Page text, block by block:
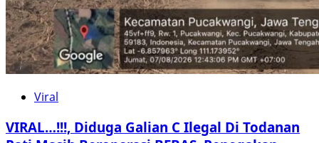
Viral
VIRAL…!!!, Diduga Galian C Ilegal Di Todanan